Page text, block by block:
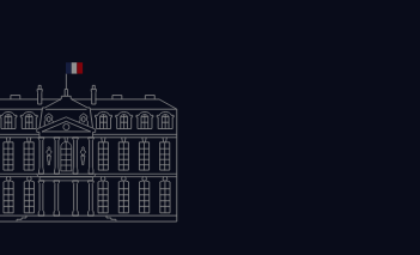
le poids des dépenses consacrées au
pendant la dépression des années trente.
que les Français lui consacrent. Pour
davantage. Pour tous ceux-là, notamment les
vivent et qu'ils vivront moins bien que la